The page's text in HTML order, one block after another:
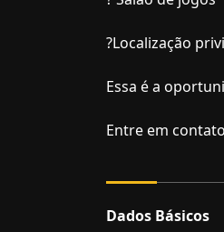
?Localização
Essa é a
Entre em
Dados Básicos